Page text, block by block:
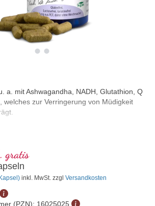
a. mit Ashwagandha, NADH, Glutathion, Q
welches zur Verringerung von Müdigkeit
gratis
inkl. MwSt. zzgl Versandkosten
(PZN): 16025025